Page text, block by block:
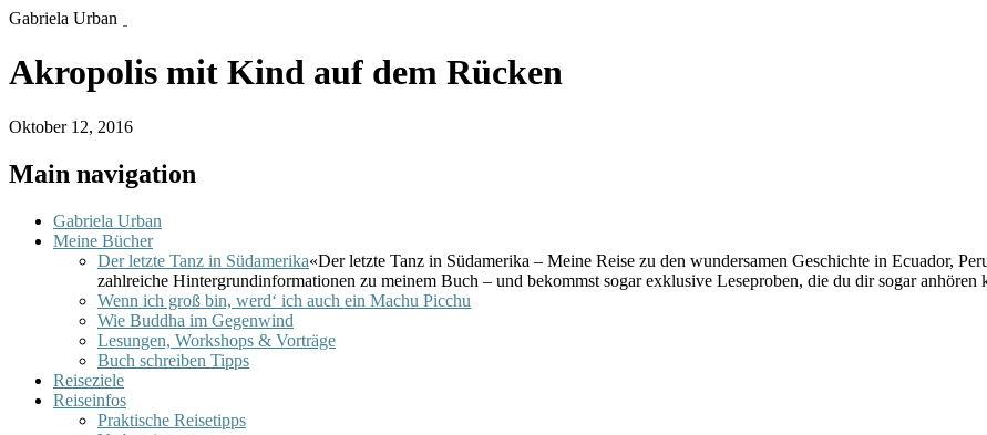
Gabriela Urban
Akropolis mit Kind auf dem Rücken
Oktober 12, 2016
Main navigation
Gabriela Urban
Meine Bücher
Der letzte Tanz in Südamerika«Der letzte Tanz in Südamerika – Meine Reise zu den wundersamen Geschichte in Ecuador,
zahlreiche Hintergrundinformationen zu meinem Buch – und bekommst sogar exklusive Leseproben, die du dir sogar anhören
Wenn ich groß bin, werd‘ ich auch ein Machu Picchu
Wie Buddha im Gegenwind
Lesungen, Workshops & Vorträge
Buch schreiben Tipps
Reiseziele
Reiseinfos
Praktische Reisetipps